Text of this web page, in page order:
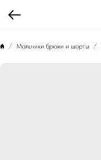
Мальчики брюки и шорты